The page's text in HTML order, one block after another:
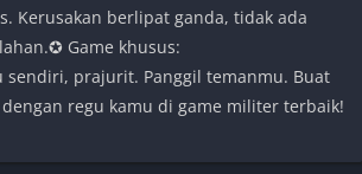
Kerusakan berlipat ganda, tidak ada
Game khusus:
sendiri, prajurit. Panggil temanmu. Buat
regu kamu di game militer terbaik!